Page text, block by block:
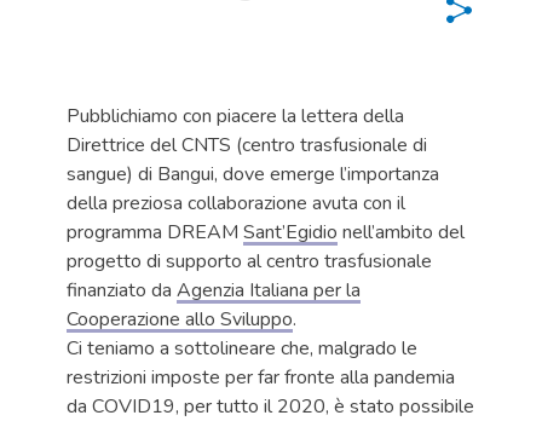
Pubblichiamo con piacere la lettera della
Direttrice del CNTS (centro trasfusionale di
sangue) di Bangui, dove emerge l’importanza
della preziosa collaborazione avuta con il
programma DREAM Sant’Egidio nell’ambito del
progetto di supporto al centro trasfusionale
finanziato da Agenzia Italiana per la
Cooperazione allo Sviluppo.
Ci teniamo a sottolineare che, malgrado le
restrizioni imposte per far fronte alla pandemia
da COVID19, per tutto il 2020, è stato possibile